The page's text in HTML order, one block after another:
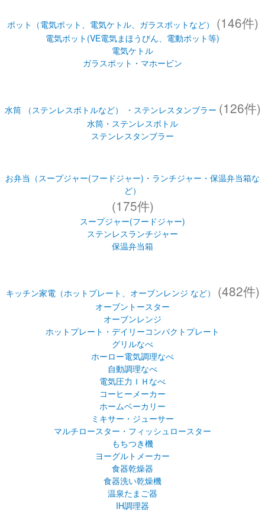
ガラスポット・マホービン
水筒 （ステンレスボトルなど） ・ステンレスタンブラー
お弁当（スープジャー(フードジャー)・ランチジャー・保温弁当箱な
ど）
(175件)
保温弁当箱
キッチン家電（ホットプレート、オーブンレンジ など）
オーブントースター
オーブンレンジ
ホットプレート・デイリーコンパクトプレート
電気圧力ＩＨなべ
コーヒーメーカー
ホームベーカリー
ミキサー・ジューサー
マルチロースター・フィッシュロースター
もちつき機
ヨーグルトメーカー
食器乾燥器
食器洗い乾燥機
温泉たまご器
IH調理器
空調・季節・生活家電（ふとん乾燥機、加湿器、空気清浄機など）
(167件)
加湿器
ふとん乾燥機
空気清浄機
衣類乾燥除湿機